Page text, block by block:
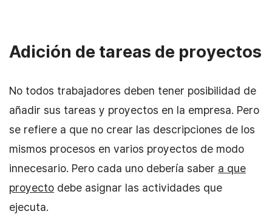
Adición de tareas de proyectos
No todos trabajadores deben tener posibilidad de
añadir sus tareas y proyectos en la empresa. Pero
se refiere a que no crear las descripciones de los
mismos procesos en varios proyectos de modo
innecesario. Pero cada uno debería saber a que
proyecto debe asignar las actividades que
ejecuta.